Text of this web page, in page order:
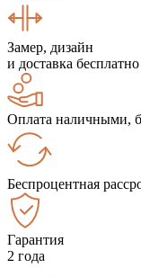
Замер, дизайн
и доставка бесплатно
Оплата наличными,
Беспроцентная
Гарантия
2 года